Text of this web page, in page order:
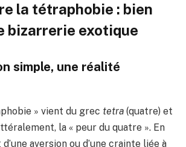
la tétraphobie : bien
bizarrerie exotique
simple, une réalité
» vient du grec tetra (quatre) et
la « peur du quatre ». En
aversion ou d’une crainte liée à